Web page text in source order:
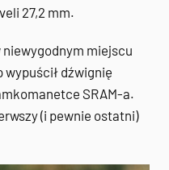
27,2 mm.
miejscu
wypuścił dźwignię
SRAM-a.
(i pewnie ostatni)